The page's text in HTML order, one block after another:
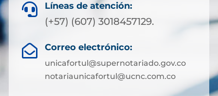
 Líneas de atención:
(+57) (607) 3018457129.
 Correo electrónico:
unicafortul@supernotariado.gov.co
notariaunicafortul@ucnc.com.co